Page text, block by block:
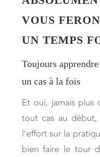
VOUS
UN TEMPS
Toujours
un cas à la fois
Et oui, jamais plus
tout cas au
l’effort sur la
bien faire le tour